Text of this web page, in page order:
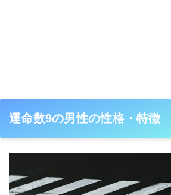
運命数9の男性の性格・特徴